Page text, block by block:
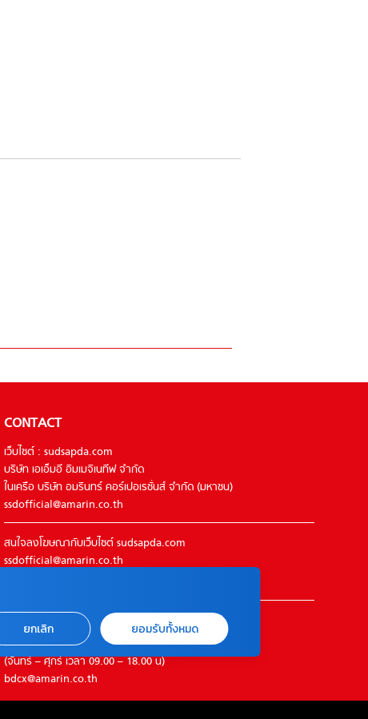
CONTACT
เว็บไซต์ : sudsapda.com
บริษัท เอเอ็มอี อิมเมจิเนทีฟ จำกัด
ในเครือ บริษัท อมรินทร์ คอร์เปอเรชั่นส์ จำกัด (มหาชน)
ssdofficial@amarin.co.th
สนใจลงโฆษณากับเว็บไซต์ sudsapda.com
ssdofficial@amarin.co.th
ติดต่อแจ้งปัญหาหรือร้องเรียน
02-422-9999 ต่อ 4180
(จันทร์ – ศุกร์ เวลา 09.00 – 18.00 น)
bdcx@amarin.co.th
ยกเลิก ยอมรับทั้งหมด